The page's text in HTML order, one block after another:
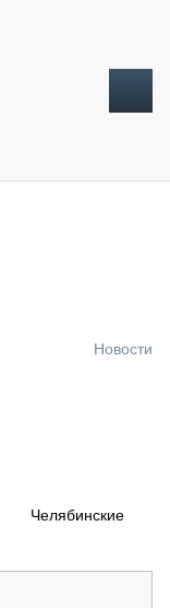
Новости
Челябинские